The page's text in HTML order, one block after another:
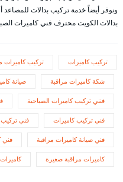
ونوفر أيضاً خدمة تركيب بدالات للمصاعد
بدالات الكويت محترف فني كاميرات
تركيب كاميرات تركيب كاميرات
شكة كاميرات مراقبة صيانة
فنني تركيب كاميرات الصباحية
فني تركيب كاميرات فني تركيب
فني صيانة كاميرات مراقبة فني
كاميرات مراقبة صغيرة